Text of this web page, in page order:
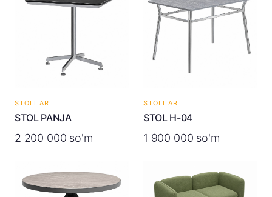
STOLLAR
STOL PANJA
2 200 000 so'm
STOLLAR
STOL H-04
1 900 000 so'm